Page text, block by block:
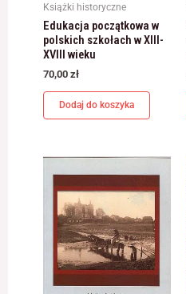
Książki historyczne
Edukacja początkowa w
polskich szkołach w XIII-
XVIII wieku
70,00 zł
Dodaj do koszyka